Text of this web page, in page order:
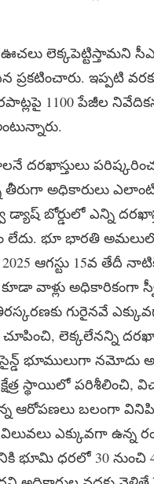
లెక్కపెట్టిస్తామని
ఇప్పటి
1100 పేజీల
దరఖాస్తులు
తీరుగా అధికారులు
డ్యాష్ బోర్డులో ఎన్ని
భూ భారతి
ఆగస్టు 15వ తేదీ
వాళ్లు అధికారికంగా
గురైనవే
లెక్కలేనన్ని
అసైన్డ్ భూములుగా
స్థాయిలో పరిశీలించి,
ఆరోపణలు బలంగా
ఎక్కువగా ఉన్న
భూమి ధరలో 30 నుంచి